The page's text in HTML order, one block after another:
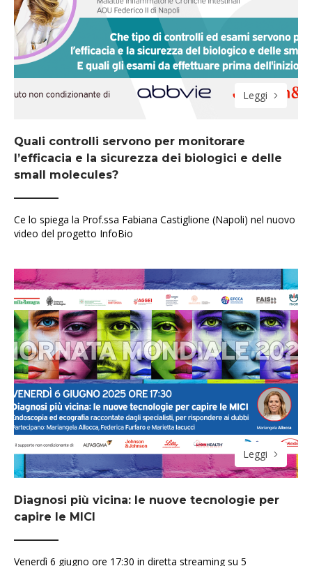
Leggi
Quali controlli servono per monitorare
l’efficacia e la sicurezza dei biologici e delle
small molecules?
Ce lo spiega la Prof.ssa Fabiana Castiglione (Napoli) nel nuovo
video del progetto InfoBio
Leggi
Diagnosi più vicina: le nuove tecnologie per
capire le MICI
Venerdì 6 giugno ore 17:30 in diretta streaming su 5